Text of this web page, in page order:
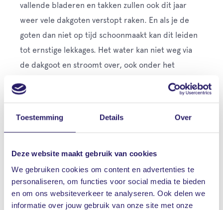
Toestemming Details Over
Deze website maakt gebruik van cookies
We gebruiken cookies om content en advertenties te
personaliseren, om functies voor social media te bieden
en om ons websiteverkeer te analyseren. Ook delen we
informatie over jouw gebruik van onze site met onze
vallende bladeren en takken zullen ook dit jaar
weer vele dakgoten verstopt raken. En als je de
goten dan niet op tijd schoonmaakt kan dit leiden
tot ernstige lekkages. Het water kan niet weg via
de dakgoot en stroomt over, ook onder het
regelmatig jouw dakgoten, hemelwaterafvoeren en
Behalve bladeren en takken kan je dakgoot ook
het dak afspoelt.